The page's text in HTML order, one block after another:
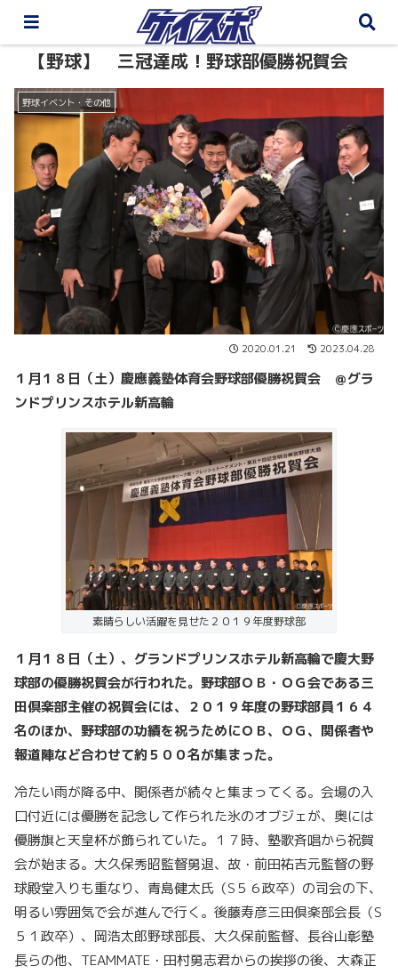
【野球】 三冠達成！野球部優勝祝賀会
野球イベント・その他
2020.01.21 2023.04.28
１月１８日（土）慶應義塾体育会野球部優勝祝賀会 ＠グラ
ンドプリンスホテル新高輪
素晴らしい活躍を見せた２０１９年度野球部
１月１８日（土）、グランドプリンスホテル新高輪で慶大野
球部の優勝祝賀会が行われた。野球部ＯＢ・ＯＧ会である三
田倶楽部主催の祝賀会には、２０１９年度の野球部員１６４
名のほか、野球部の功績を祝うためにＯＢ、ＯＧ、関係者や
報道陣など合わせて約５００名が集まった。
冷たい雨が降る中、関係者が続々と集まってくる。会場の入
口付近には優勝を記念して作られた氷のオブジェが、奥には
優勝旗と天皇杯が飾られていた。１７時、塾歌斉唱から祝賀
会が始まる。大久保秀昭監督勇退、故・前田祐吉元監督の野
球殿堂入りも重なり、青島健太氏（S５６政卒）の司会の下、
明るい雰囲気で会が進んで行く。後藤寿彦三田倶楽部会長（S
５１政卒）、岡浩太郎野球部長、大久保前監督、長谷山彰塾
長らの他、 TEAMMATE ・田村勇志君からの挨拶の後、大森正